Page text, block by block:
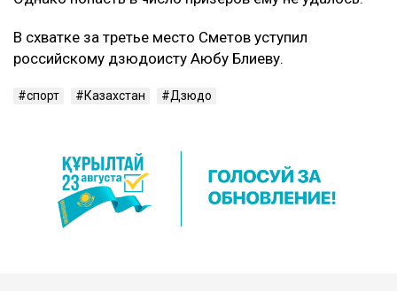
В схватке за третье место Сметов уступил
российскому дзюдоисту Аюбу Блиеву.
спорт Казахстан Дзюдо